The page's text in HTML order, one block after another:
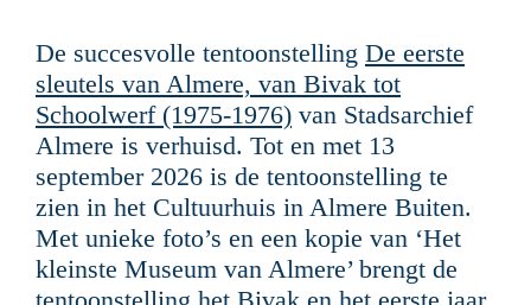
De succesvolle tentoonstelling De eerste
sleutels van Almere, van Bivak tot
Schoolwerf (1975-1976) van Stadsarchief
Almere is verhuisd. Tot en met 13
september 2026 is de tentoonstelling te
zien in het Cultuurhuis in Almere Buiten.
Met unieke foto’s en een kopie van ‘Het
kleinste Museum van Almere’ brengt de